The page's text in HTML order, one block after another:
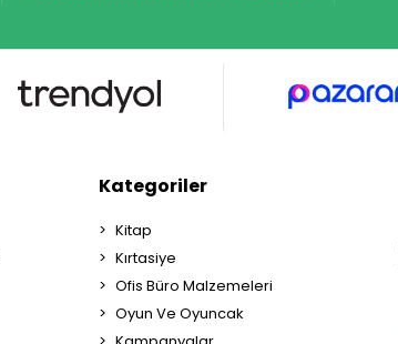
Kategoriler
Kitap
Kırtasiye
Ofis Büro Malzemeleri
Oyun Ve Oyuncak